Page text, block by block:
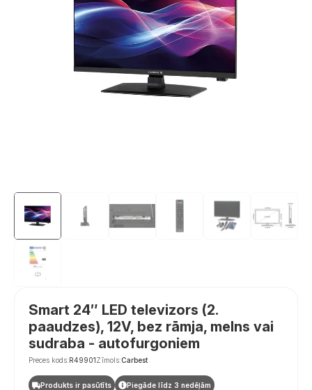
Smart 24″ LED televizors (2.
paaudzes), 12V, bez rāmja, melns vai
sudraba - autofurgoniem
Preces kods:R49901Zīmols:Carbest
Produkts ir pasūtīts Piegāde līdz 3 nedēļām